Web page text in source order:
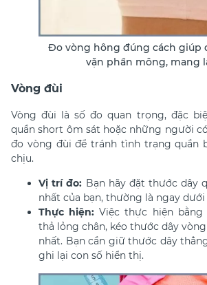
Đo vòng hông đúng cách giúp
vặn phần mông, mang
Vòng đùi
Vòng đùi là số đo quan trọng, đặc
quần short ôm sát hoặc những người
đo vòng đùi để tránh tình trạng quần
chịu.
Vị trí đo: Bạn hãy đặt thước dây
nhất của bạn, thường là ngay
Thực hiện: Việc thực hiện
thả lỏng chân, kéo thước dây
nhất. Bạn cần giữ thước dây
ghi lại con số hiển thị.